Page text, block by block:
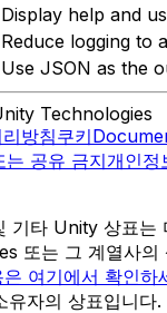
Display help and
Reduce logging to
Use JSON as the
Technologies
방침쿠키
공유 금지개인정
타 Unity 상표는
또는 그 계열사의
여기에서 확인하
유자의 상표입니다.